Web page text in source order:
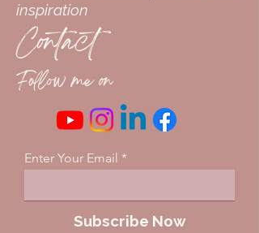
inspiration
Contact
Follow me on
Enter Your Email
Subscribe Now